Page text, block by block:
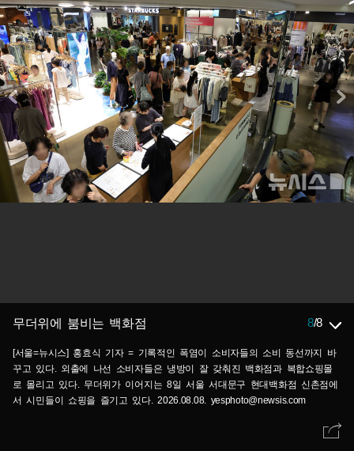
무더위에 붐비는 백화점 8/8
[서울=뉴시스] 홍효식 기자 = 기록적인 폭염이 소비자들의 소비 동선까지 바
꾸고 있다. 외출에 나선 소비자들은 냉방이 잘 갖춰진 백화점과 복합쇼핑몰
로 몰리고 있다. 무더위가 이어지는 8일 서울 서대문구 현대백화점 신촌점에
서 시민들이 쇼핑을 즐기고 있다. 2026.08.08. yesphoto@newsis.com